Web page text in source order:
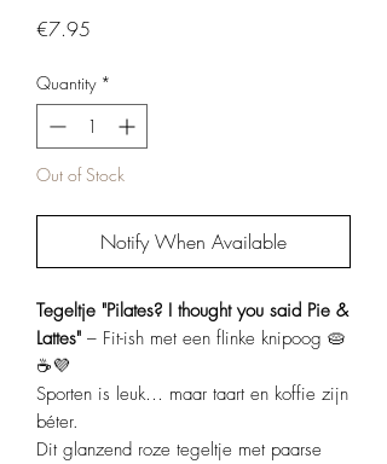
€7.95
Quantity *
Out of Stock
Notify When Available
Tegeltje "Pilates? I thought you said Pie &
Lattes" – Fit-ish met een flinke knipoog 🥧
☕💜
Sporten is leuk… maar taart en koffie zijn
béter.
Dit glanzend roze tegeltje met paarse